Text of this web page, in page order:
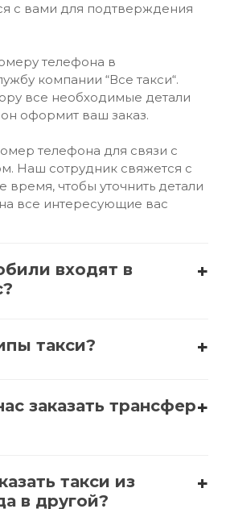
с вами для подтверждения
телефона в
компании “Все такси“.
все необходимые детали
оформит ваш заказ.
телефона для связи с
Наш сотрудник свяжется с
чтобы уточнить детали
на все интересующие вас
входят в
Solaris, Hyundai Accent
Logan, Renault Sandero
такси?
стандартные автомобили,
по телефону или через
доступные варианты,
заказать трансфер
такси из
в другой?